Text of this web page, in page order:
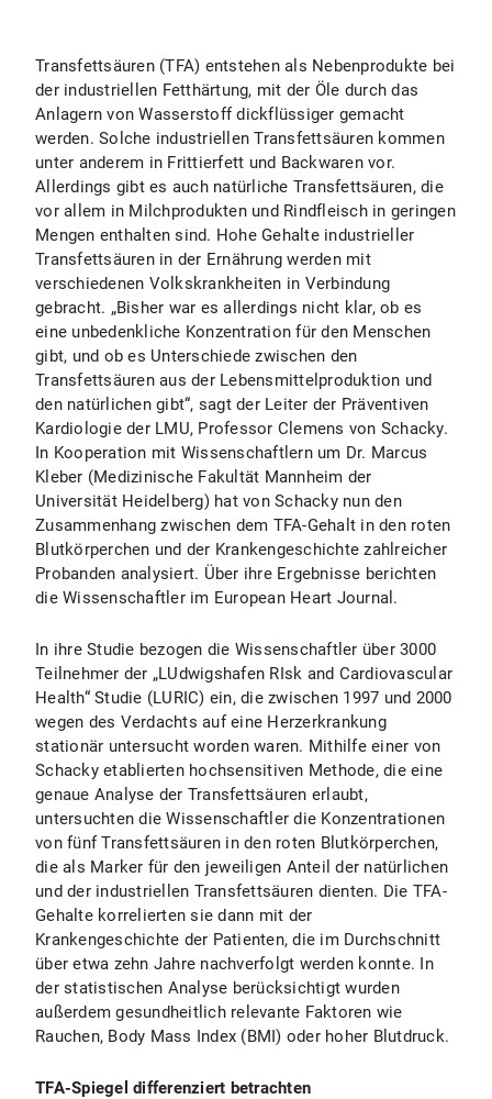
Transfettsäuren (TFA) entstehen als Nebenprodukte bei
der industriellen Fetthärtung, mit der Öle durch das
Anlagern von Wasserstoff dickflüssiger gemacht
werden. Solche industriellen Transfettsäuren kommen
unter anderem in Frittierfett und Backwaren vor.
Allerdings gibt es auch natürliche Transfettsäuren, die
vor allem in Milchprodukten und Rindfleisch in geringen
Mengen enthalten sind. Hohe Gehalte industrieller
Transfettsäuren in der Ernährung werden mit
verschiedenen Volkskrankheiten in Verbindung
gebracht. „Bisher war es allerdings nicht klar, ob es
eine unbedenkliche Konzentration für den Menschen
gibt, und ob es Unterschiede zwischen den
Transfettsäuren aus der Lebensmittelproduktion und
den natürlichen gibt“, sagt der Leiter der Präventiven
Kardiologie der LMU, Professor Clemens von Schacky.
In Kooperation mit Wissenschaftlern um Dr. Marcus
Kleber (Medizinische Fakultät Mannheim der
Universität Heidelberg) hat von Schacky nun den
Zusammenhang zwischen dem TFA-Gehalt in den roten
Blutkörperchen und der Krankengeschichte zahlreicher
Probanden analysiert. Über ihre Ergebnisse berichten
die Wissenschaftler im European Heart Journal.
In ihre Studie bezogen die Wissenschaftler über 3000
Teilnehmer der „LUdwigshafen RIsk and Cardiovascular
Health“ Studie (LURIC) ein, die zwischen 1997 und 2000
wegen des Verdachts auf eine Herzerkrankung
stationär untersucht worden waren. Mithilfe einer von
Schacky etablierten hochsensitiven Methode, die eine
genaue Analyse der Transfettsäuren erlaubt,
untersuchten die Wissenschaftler die Konzentrationen
von fünf Transfettsäuren in den roten Blutkörperchen,
die als Marker für den jeweiligen Anteil der natürlichen
und der industriellen Transfettsäuren dienten. Die TFA-
Gehalte korrelierten sie dann mit der
Krankengeschichte der Patienten, die im Durchschnitt
über etwa zehn Jahre nachverfolgt werden konnte. In
der statistischen Analyse berücksichtigt wurden
außerdem gesundheitlich relevante Faktoren wie
Rauchen, Body Mass Index (BMI) oder hoher Blutdruck.
TFA-Spiegel differenziert betrachten